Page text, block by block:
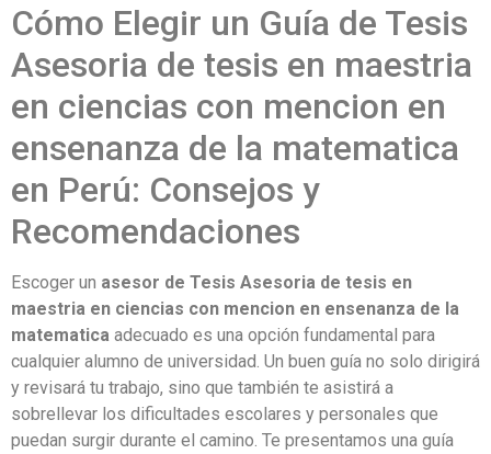
Cómo Elegir un Guía de Tesis
Asesoria de tesis en maestria
en ciencias con mencion en
ensenanza de la matematica
en Perú: Consejos y
Recomendaciones
Escoger un asesor de Tesis Asesoria de tesis en
maestria en ciencias con mencion en ensenanza de la
matematica adecuado es una opción fundamental para
cualquier alumno de universidad. Un buen guía no solo dirigirá
y revisará tu trabajo, sino que también te asistirá a
sobrellevar los dificultades escolares y personales que
puedan surgir durante el camino. Te presentamos una guía